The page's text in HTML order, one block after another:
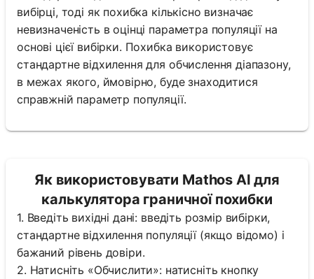
вибірці, тоді як похибка кількісно визначає
невизначеність в оцінці параметра популяції на
основі цієї вибірки. Похибка використовує
стандартне відхилення для обчислення діапазону,
в межах якого, ймовірно, буде знаходитися
справжній параметр популяції.
Як використовувати Mathos AI для
калькулятора граничної похибки
1. Введіть вихідні дані: введіть розмір вибірки,
стандартне відхилення популяції (якщо відомо) і
бажаний рівень довіри.
2. Натисніть «Обчислити»: натисніть кнопку